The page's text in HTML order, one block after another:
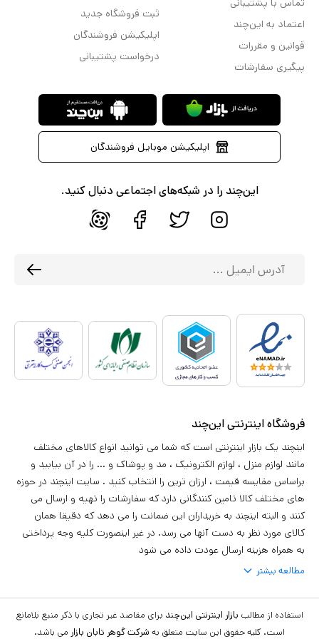
تماس با پشتیبانی
اعتماد به این‌چند
قوانین و مقررات
پیگیری سفارشات
ثبت فروشگاه جدید
اپلیکیشن فروشندگان
درخواست پشتیبانی
اپلیکیشن موبایل فروشندگان
این‌چند را در شبکه‌های اجتماعی دنبال کنید.
فروشگاه اینترنتی این‌چند
اینچند یک بازار اینترنتی است که شما می توانید انواع کالاهای مختلف
مانند لوازم منزل ، لوازم الکترونیک ، مد و پوشاک و ... را در آن بیابید و
براساس مقایسه قیمت ، ارزان ترین را انتخاب کنید . سایت اینچند در حوزه
های مختلف کالا تامین کنندگانی دارد که سفارشات را تهیه و ارسال می
کنند و البته اینچند به خریداران این ضمانت را می دهد که دقیقا همان
کالای مورد نظر به دست آنها می رسد. در غیر اینصورت کلیه وجه پرداختی
به همراه هزینه ارسال عودت داده می شود
مطالعه بیشتر
استفاده از مطالب بازار اینترنتی این‌چند برای مقاصد غیر تجاری با ذکر منبع بلامانع
است. کلیه حقوق این سایت متعلق به شرکت گوهر تابان بازار می باشد.